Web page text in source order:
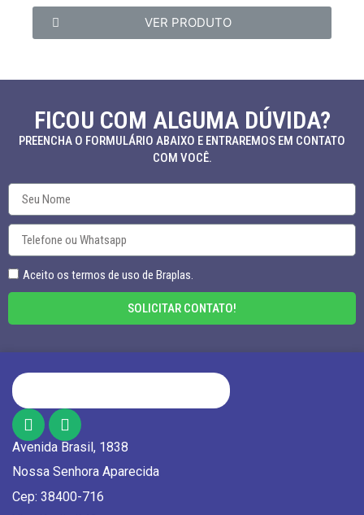
VER PRODUTO
FICOU COM ALGUMA DÚVIDA?
PREENCHA O FORMULÁRIO ABAIXO E ENTRAREMOS EM CONTATO
COM VOCÊ.
Aceito os termos de uso de Braplas.
SOLICITAR CONTATO!
Avenida Brasil, 1838
Nossa Senhora Aparecida
Cep: 38400-716